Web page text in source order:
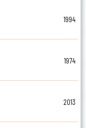
1994
1974
2013